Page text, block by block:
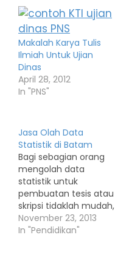
Makalah Karya Tulis
Ilmiah Untuk Ujian
Dinas
April 28, 2012
In "PNS"
Jasa Olah Data
Statistik di Batam
Bagi sebagian orang
mengolah data
statistik untuk
pembuatan tesis atau
skripsi tidaklah mudah,
tetapi bagi sebagian
yang lain tidak ada
November 23, 2013
In "Pendidikan"